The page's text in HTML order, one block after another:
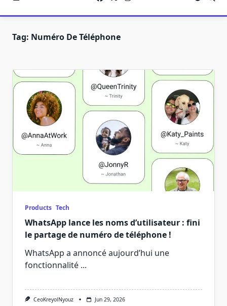
Tag: Numéro De Téléphone
Products Tech
WhatsApp lance les noms d’utilisateur : fini
le partage de numéro de téléphone !
WhatsApp a annoncé aujourd’hui une
fonctionnalité ...
CeoKreyolNyouz Jun 29, 2026